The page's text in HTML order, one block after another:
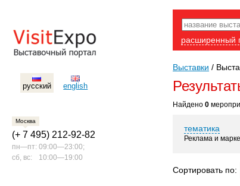
русский english
Москва
(+ 7 495) 212-92-82
пн—пт: 09:00—23:00;
сб, вс:
10:00—19:00
расширенный
Выставки /
Найдено 0
тематика
Реклама и
Сортировать по: